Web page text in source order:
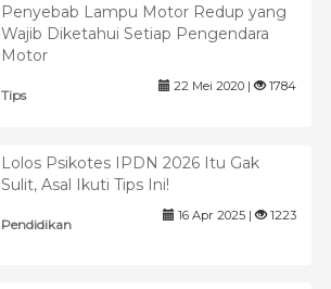
Penyebab Lampu Motor Redup yang
Wajib Diketahui Setiap Pengendara
Motor
Tips
22 Mei 2020 | 1784
Lolos Psikotes IPDN 2026 Itu Gak
Sulit, Asal Ikuti Tips Ini!
Pendidikan
16 Apr 2025 | 1223